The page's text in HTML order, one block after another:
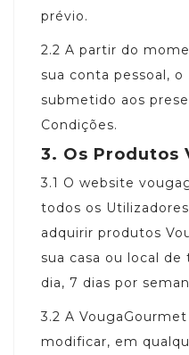
prévio.
2.2 A partir do
sua conta pessoal,
submetido aos
Condições.
3. Os Produtos
3.1 O website
todos os
adquirir produtos
sua casa ou local de
dia, 7 dias por
3.2 A
modificar, em